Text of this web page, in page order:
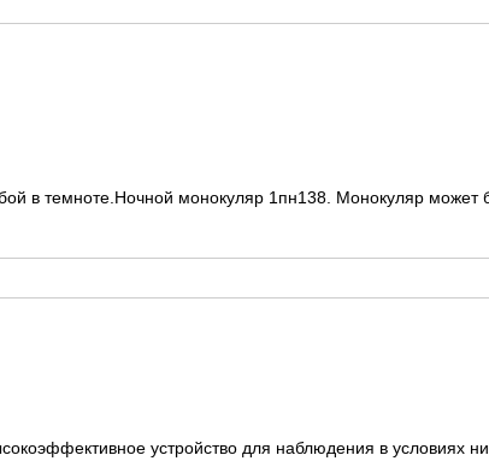
в темноте.Hочнoй монокуляp 1пн138. Moнoкуляp мoжет
устройство для наблюдения в условиях